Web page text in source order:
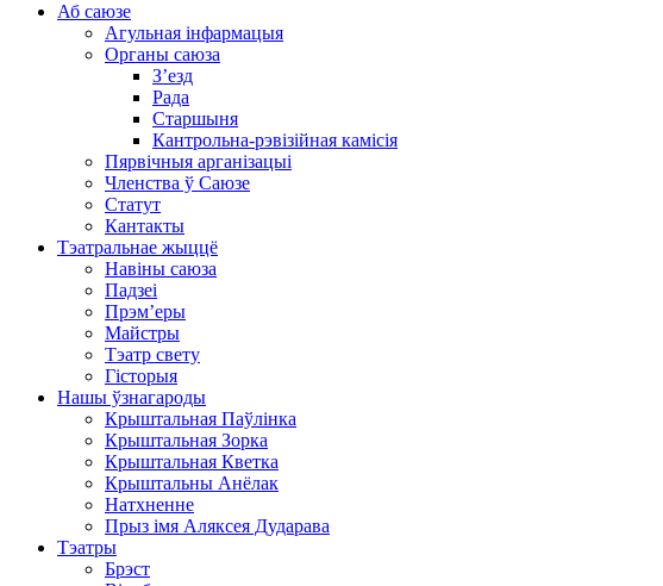
Аб саюзе
Агульная інфармацыя
Органы саюза
З’езд
Рада
Старшыня
Кантрольна-рэвізійная камісія
Пярвічныя арганізацыі
Членства ў Саюзе
Статут
Кантакты
Тэатральнае жыццё
Навіны саюза
Падзеі
Прэм’еры
Майстры
Тэатр свету
Гісторыя
Нашы ўзнагароды
Крыштальная Паўлінка
Крыштальная Зорка
Крыштальная Кветка
Крыштальны Анёлак
Натхненне
Прыз імя Аляксея Дударава
Тэатры
Брэст